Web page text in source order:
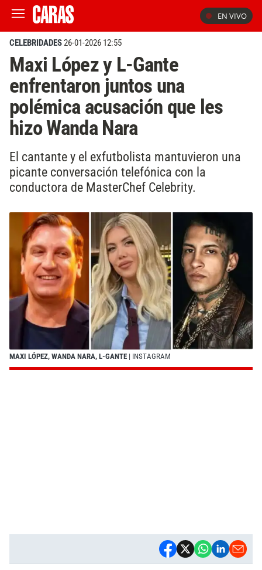
EN VIVO
CELEBRIDADES26-01-2026 12:55
Maxi López y L-Gante
enfrentaron juntos una
polémica acusación que les
hizo Wanda Nara
El cantante y el exfutbolista mantuvieron una
picante conversación telefónica con la
conductora de MasterChef Celebrity.
MAXI LÓPEZ, WANDA NARA, L-GANTE | INSTAGRAM